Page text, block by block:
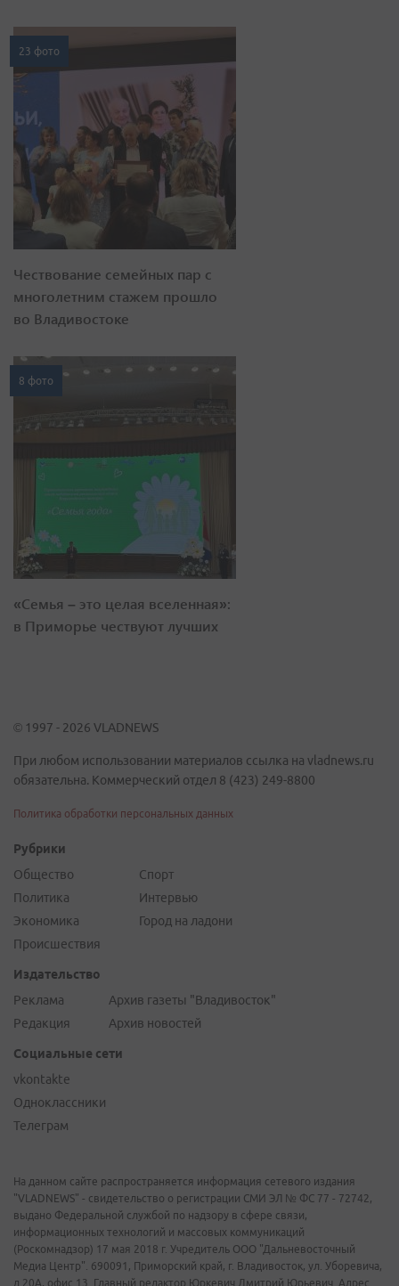
23 фото
Чествование семейных пар с
многолетним стажем прошло
во Владивостоке
8 фото
«Семья – это целая вселенная»:
в Приморье чествуют лучших
© 1997 - 2026 VLADNEWS
При любом использовании материалов ссылка на vladnews.ru
обязательна. Коммерческий отдел 8 (423) 249-8800
Политика обработки персональных данных
Рубрики
Общество
Политика
Экономика
Происшествия
Спорт
Интервью
Город на ладони
Издательство
Реклама
Редакция
Архив газеты "Владивосток"
Архив новостей
Социальные сети
vkontakte
Одноклассники
Телеграм
На данном сайте распространяется информация сетевого издания
"VLADNEWS" - свидетельство о регистрации СМИ ЭЛ № ФС 77 - 72742,
выдано Федеральной службой по надзору в сфере связи,
информационных технологий и массовых коммуникаций
(Роскомнадзор) 17 мая 2018 г. Учредитель ООО "Дальневосточный
Медиа Центр". 690091, Приморский край, г. Владивосток, ул. Уборевича,
д.20А, офис 13. Главный редактор Юркевич Дмитрий Юрьевич. Адрес